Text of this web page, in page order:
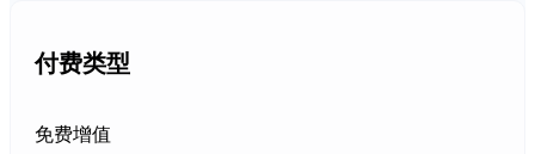
付费类型
免费增值